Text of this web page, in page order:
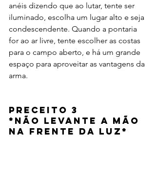
anéis dizendo que ao lutar, tente ser
iluminado, escolha um lugar alto e seja
condescendente. Quando a pontaria
for ao ar livre, tente escolher as costas
para o campo aberto, e há um grande
espaço para aproveitar as vantagens da
arma.
Preceito 3
* Não levante a mão
na frente da luz*